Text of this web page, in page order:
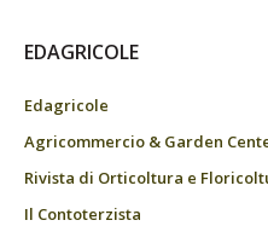
EDAGRICOLE
Edagricole
Agricommercio & Garden
Rivista di Orticoltura e
Il Contoterzista